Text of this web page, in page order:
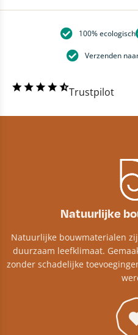
100% ecologisch
Verzenden
Trustpilot
Natuurlijke
Natuurlijke bouwmaterialen
duurzaam leefklimaat.
zonder schadelijke